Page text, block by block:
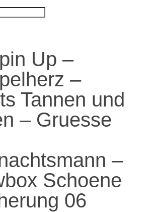
Up –
–
Tannen und
– Gruesse
–
Schoene
06